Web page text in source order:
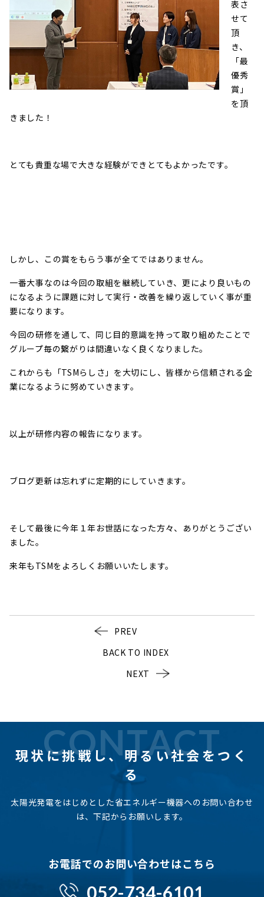
表さ
せて
頂
き、
「最
優秀
賞」
を頂
きました！
とても貴重な場で大きな経験ができとてもよかったです。
しかし、この賞をもらう事が全てではありません。
一番大事なのは今回の取組を継続していき、更により良いもの
になるように課題に対して実行・改善を繰り返していく事が重
要になります。
今回の研修を通して、同じ目的意識を持って取り組めたことで
グループ毎の繋がりは間違いなく良くなりました。
これからも「TSMらしさ」を大切にし、皆様から信頼される企
業になるように努めていきます。
以上が研修内容の報告になります。
ブログ更新は忘れずに定期的にしていきます。
そして最後に今年１年お世話になった方々、ありがとうござい
ました。
来年もTSMをよろしくお願いいたします。
PREV
BACK TO INDEX
NEXT
CONTACT
現状に挑戦し、明るい社会をつく
る
太陽光発電をはじめとした省エネルギー機器へのお問い合わせ
は、下記からお願いします。
お電話でのお問い合わせはこちら
052-734-6101